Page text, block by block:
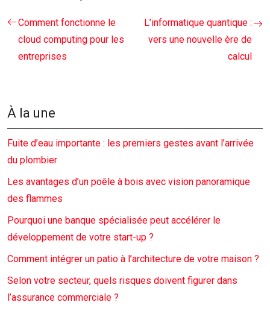
Comment fonctionne le
cloud computing pour les
entreprises
L’informatique quantique :
vers une nouvelle ère de
calcul
À la une
Fuite d’eau importante : les premiers gestes avant l’arrivée
du plombier
Les avantages d’un poêle à bois avec vision panoramique
des flammes
Pourquoi une banque spécialisée peut accélérer le
développement de votre start-up ?
Comment intégrer un patio à l’architecture de votre maison ?
Selon votre secteur, quels risques doivent figurer dans
l’assurance commerciale ?